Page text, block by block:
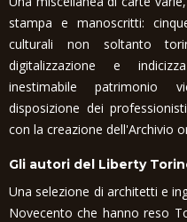
stampa e manoscritti:
culturali non soltanto
digitalizzazione e
inestimabile patrimonio
disposizione dei
con la creazione dell'Archivio
Gli autori del Liberty
Una selezione di architetti e
Novecento che hanno reso